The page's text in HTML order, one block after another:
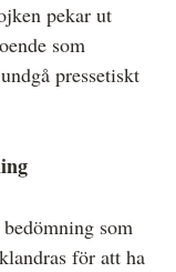
pekar ut
som
pressetiskt
som
för att ha